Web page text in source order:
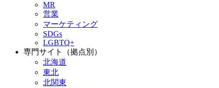
MR
営業
マーケティング
SDGs
LGBTQ+
専門サイト（拠点別）
北海道
東北
北関東